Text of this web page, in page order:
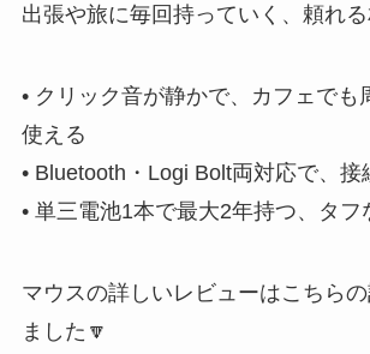
出張や旅に毎回持っていく、頼れる
• クリック音が静かで、カフェでも
使える
• Bluetooth・Logi Bolt両対応で、接
• 単三電池1本で最大2年持つ、タフ
マウスの詳しいレビューはこちら
ました🔽